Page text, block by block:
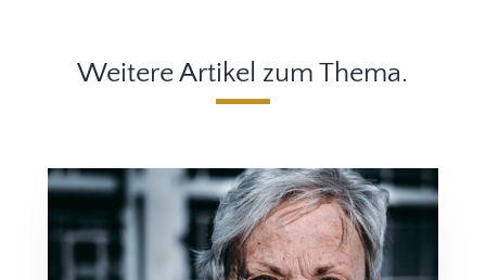
Weitere Artikel zum Thema.